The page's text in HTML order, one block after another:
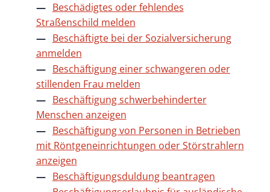
Beschädigtes oder fehlendes
Straßenschild melden
Beschäftigte bei der Sozialversicherung
anmelden
Beschäftigung einer schwangeren oder
stillenden Frau melden
Beschäftigung schwerbehinderter
Menschen anzeigen
Beschäftigung von Personen in Betrieben
mit Röntgeneinrichtungen oder Störstrahlern
anzeigen
Beschäftigungsduldung beantragen